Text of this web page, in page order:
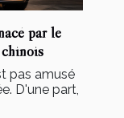
par le
pas amusé
D'une part,